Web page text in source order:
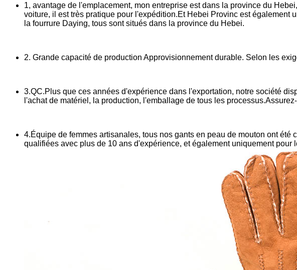
1, avantage de l'emplacement, mon entreprise est dans la province du
voiture, il est très pratique pour l'expédition.Et Hebei Provinc est
la fourrure Daying, tous sont situés dans la province du Hebei.
2. Grande capacité de production Approvisionnement durable. Selon les
3.QC.Plus que ces années d'expérience dans l'exportation, notre société
l'achat de matériel, la production, l'emballage de tous les
4.Équipe de femmes artisanales, tous nos gants en peau de mouton ont
qualifiées avec plus de 10 ans d'expérience, et également uniquement